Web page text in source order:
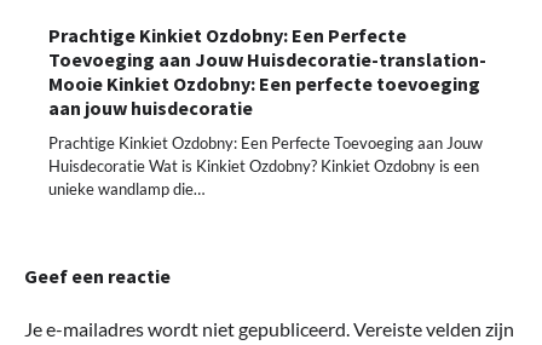
Prachtige Kinkiet Ozdobny: Een Perfecte
Toevoeging aan Jouw Huisdecoratie-translation-
Mooie Kinkiet Ozdobny: Een perfecte toevoeging
aan jouw huisdecoratie
Prachtige Kinkiet Ozdobny: Een Perfecte Toevoeging aan Jouw
Huisdecoratie Wat is Kinkiet Ozdobny? Kinkiet Ozdobny is een
unieke wandlamp die…
Geef een reactie
Je e-mailadres wordt niet gepubliceerd.Vereiste velden zijn